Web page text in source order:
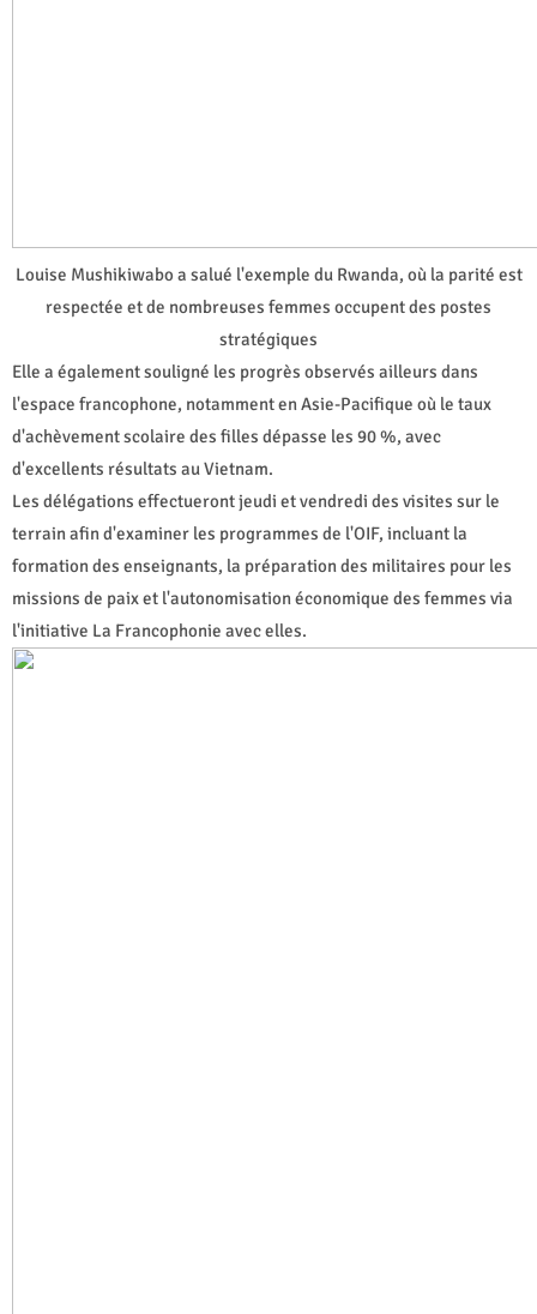
Louise Mushikiwabo a salué l'exemple du Rwanda, où la parité est
respectée et de nombreuses femmes occupent des postes
stratégiques
Elle a également souligné les progrès observés ailleurs dans
l'espace francophone, notamment en Asie-Pacifique où le taux
d'achèvement scolaire des filles dépasse les 90 %, avec
d'excellents résultats au Vietnam.
Les délégations effectueront jeudi et vendredi des visites sur le
terrain afin d'examiner les programmes de l'OIF, incluant la
formation des enseignants, la préparation des militaires pour les
missions de paix et l'autonomisation économique des femmes via
l'initiative La Francophonie avec elles.